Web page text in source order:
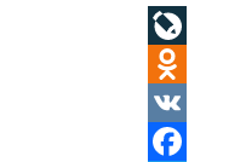
v
O
dV